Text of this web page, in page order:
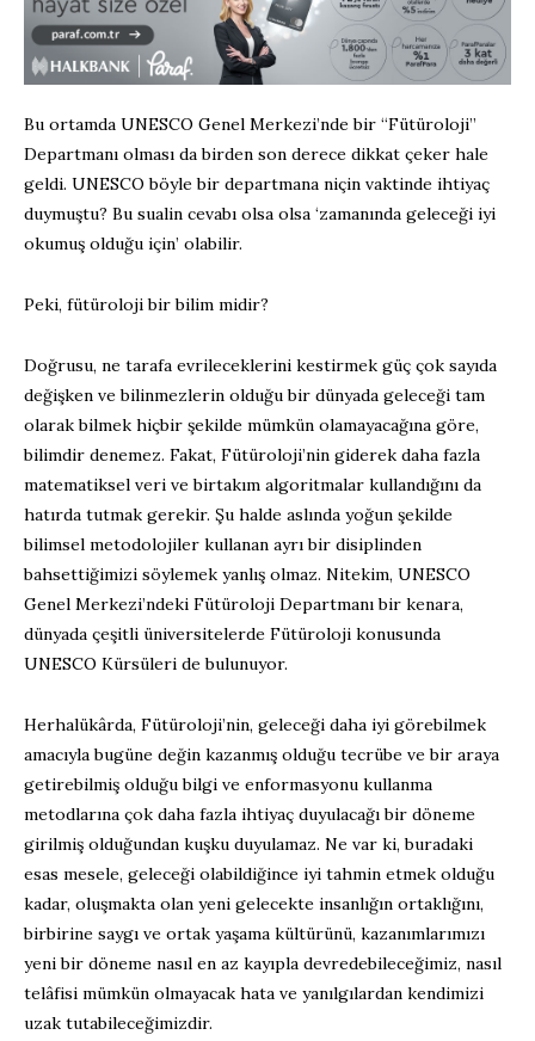
Bu ortamda UNESCO Genel Merkezi’nde bir “Fütüroloji”
Departmanı olması da birden son derece dikkat çeker hale
geldi. UNESCO böyle bir departmana niçin vaktinde ihtiyaç
duymuştu? Bu sualin cevabı olsa olsa ‘zamanında geleceği iyi
okumuş olduğu için’ olabilir.
Peki, fütüroloji bir bilim midir?
Doğrusu, ne tarafa evrileceklerini kestirmek güç çok sayıda
değişken ve bilinmezlerin olduğu bir dünyada geleceği tam
olarak bilmek hiçbir şekilde mümkün olamayacağına göre,
bilimdir denemez. Fakat, Fütüroloji’nin giderek daha fazla
matematiksel veri ve birtakım algoritmalar kullandığını da
hatırda tutmak gerekir. Şu halde aslında yoğun şekilde
bilimsel metodolojiler kullanan ayrı bir disiplinden
bahsettiğimizi söylemek yanlış olmaz. Nitekim, UNESCO
Genel Merkezi’ndeki Fütüroloji Departmanı bir kenara,
dünyada çeşitli üniversitelerde Fütüroloji konusunda
UNESCO Kürsüleri de bulunuyor.
Herhalükârda, Fütüroloji’nin, geleceği daha iyi görebilmek
amacıyla bugüne değin kazanmış olduğu tecrübe ve bir araya
getirebilmiş olduğu bilgi ve enformasyonu kullanma
metodlarına çok daha fazla ihtiyaç duyulacağı bir döneme
girilmiş olduğundan kuşku duyulamaz. Ne var ki, buradaki
esas mesele, geleceği olabildiğince iyi tahmin etmek olduğu
kadar, oluşmakta olan yeni gelecekte insanlığın ortaklığını,
birbirine saygı ve ortak yaşama kültürünü, kazanımlarımızı
yeni bir döneme nasıl en az kayıpla devredebileceğimiz, nasıl
telâfisi mümkün olmayacak hata ve yanılgılardan kendimizi
uzak tutabileceğimizdir.